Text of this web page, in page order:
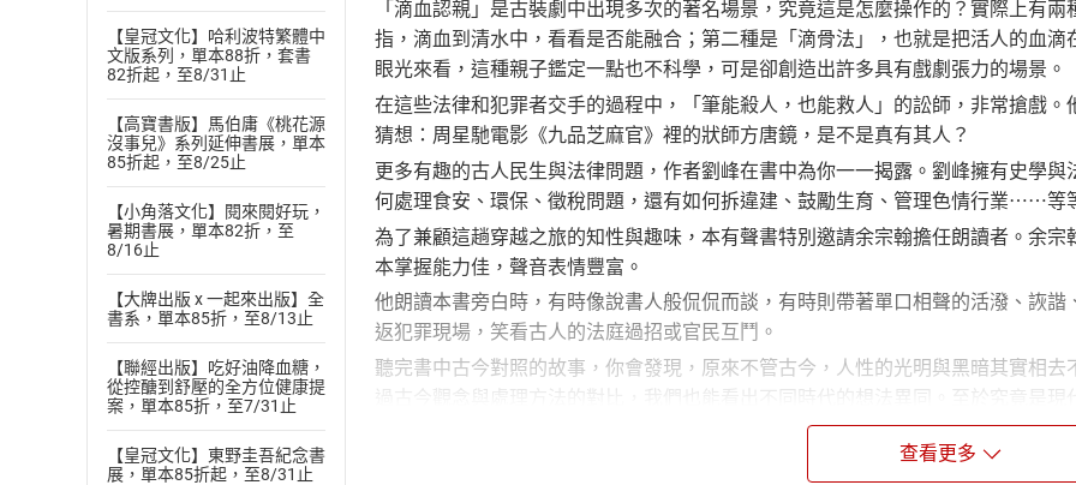
【皇冠文化】哈利波特繁體中
文版系列，單本88折，套書
82折起，至8/31止
【高寶書版】馬伯庸《桃花源
沒事兒》系列延伸書展，單本
85折起，至8/25止
【小角落文化】閱來閱好玩，
暑期書展，單本82折，至
8/16止
【大牌出版 x 一起來出版】全
書系，單本85折，至8/13止
【聯經出版】吃好油降血糖，
從控醣到舒壓的全方位健康提
案，單本85折，至7/31止
【皇冠文化】東野圭吾紀念書
展，單本85折起，至8/31止
「滴血認親」是古裝劇中出現多次的著名場景，究竟這是怎麼操作的？實際上有
指，滴血到清水中，看看是否能融合；第二種是「滴骨法」，也就是把活人的血
眼光來看，這種親子鑑定一點也不科學，可是卻創造出許多具有戲劇張力的場景。
在這些法律和犯罪者交手的過程中，「筆能殺人，也能救人」的訟師，非常搶戲
猜想：周星馳電影《九品芝麻官》裡的狀師方唐鏡，是不是真有其人？
更多有趣的古人民生與法律問題，作者劉峰在書中為你一一揭露。劉峰擁有史學
何處理食安、環保、徵稅問題，還有如何拆違建、鼓勵生育、管理色情行業⋯⋯等
為了兼顧這趟穿越之旅的知性與趣味，本有聲書特別邀請余宗翰擔任朗讀者。余
本掌握能力佳，聲音表情豐富。
他朗讀本書旁白時，有時像說書人般侃侃而談，有時則帶著單口相聲的活潑、詼
返犯罪現場，笑看古人的法庭過招或官民互鬥。
聽完書中古今對照的故事，你會發現，原來不管古今，人性的光明與黑暗其實相
查看更多